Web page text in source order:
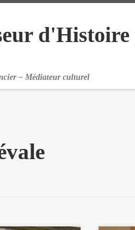
d'Histoire
– Médiateur culturel